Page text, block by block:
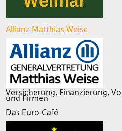
Allianz Matthias Weise
Versicherung, Finanzierung,
und Firmen
Das Euro-Café